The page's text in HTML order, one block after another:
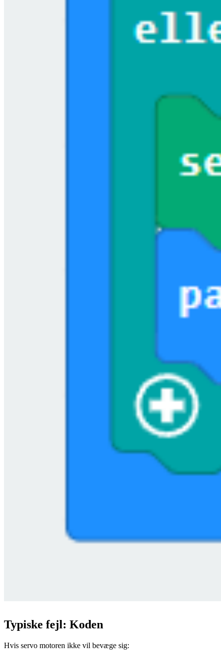
Typiske fejl: Koden
Hvis servo motoren ikke vil bevæge sig: